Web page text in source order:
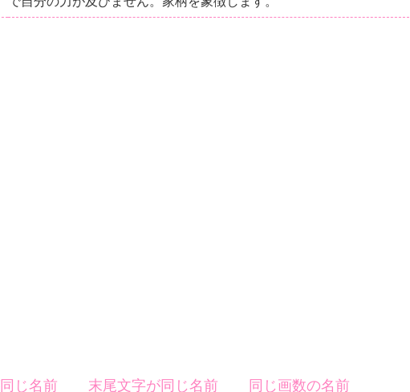
じ名前 末尾文字が同じ名前 同じ画数の名前